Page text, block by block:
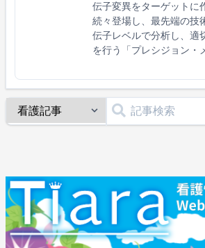
伝子変異をターゲットに
続々登場し、最先端の技
伝子レベルで分析し、適
を行う「プレシジョン・